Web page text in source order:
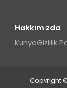
Hakkımızda
KünyeGizlilik
Copyright ©